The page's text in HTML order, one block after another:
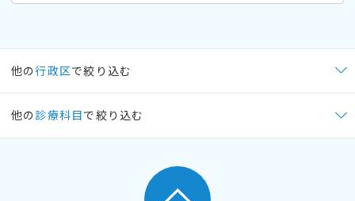
他の行政区で絞り込む
他の 診療科目で絞り込む